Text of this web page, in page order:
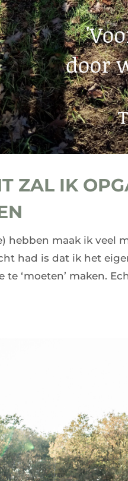
ZAL IK
hebben maak ik veel
had is dat ik het
te ‘moeten’ maken.